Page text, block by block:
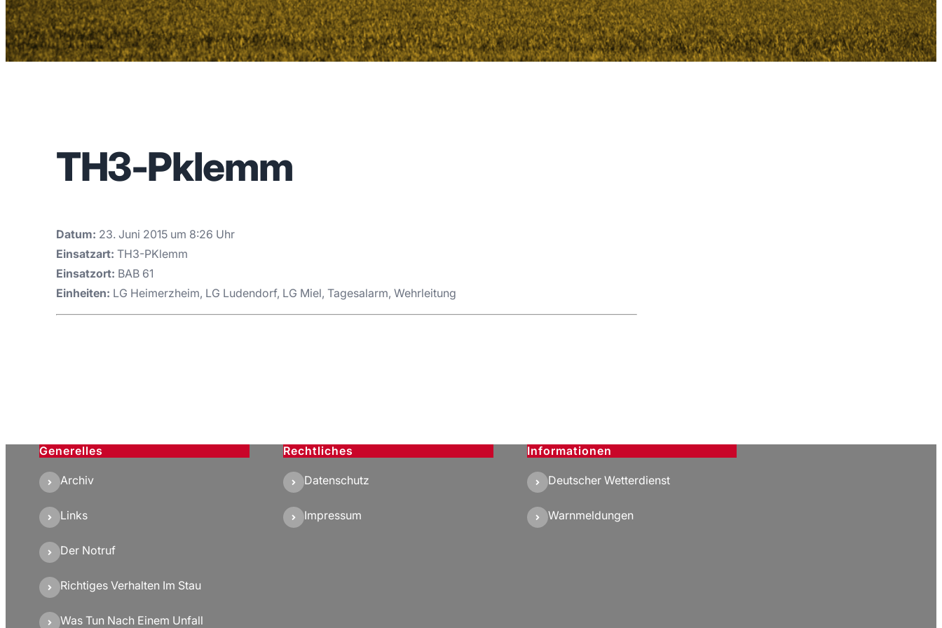
TH3-Pklemm
Datum: 23. Juni 2015 um 8:26 Uhr
Einsatzart: TH3-PKlemm
Einsatzort: BAB 61
Einheiten: LG Heimerzheim, LG Ludendorf, LG Miel, Tagesalarm, Wehrleitung
Generelles
Archiv
Links
Der Notruf
Richtiges Verhalten Im Stau
Was Tun Nach Einem Unfall
Rechtliches
Datenschutz
Impressum
Informationen
Deutscher Wetterdienst
Warnmeldungen